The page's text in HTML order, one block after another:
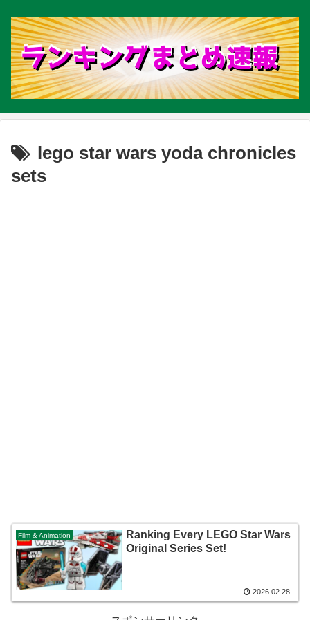
lego star wars yoda chronicles
sets
Film & Animation
Ranking Every LEGO Star Wars
Original Series Set!
2026.02.28